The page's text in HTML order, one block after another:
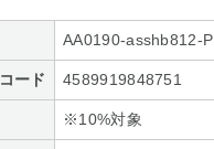
AA0190-asshb812-P
ード 4589919848751
※10%対象